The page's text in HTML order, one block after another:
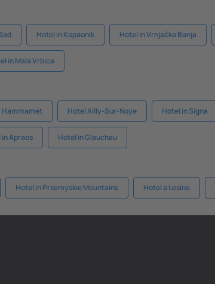
Hotel in Kopaonik Hotel in Vrnjačka Banja
in Mala Vrbica
Hammamet Hotel Ailly-Sur-Noye Hotel in Signa
Apraos Hotel in Glauchau
Hotel in Przemyskie Mountains Hotel a Lesina